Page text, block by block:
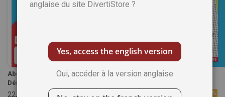
Abonnement 1 AN à Mots à
Démêler MAX
22,00 € au lieu de 26,40 €
Abonnement 1 AN à Mots à
22,90 € au lieu de 26,40 € -13%
anglaise du site DivertiStore ?
Yes, access the english version
Oui, accéder à la version anglaise